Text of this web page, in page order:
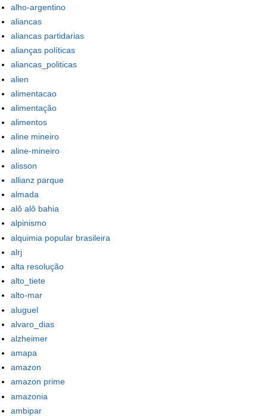
alho-argentino
aliancas
aliancas partidarias
alianças políticas
aliancas_politicas
alien
alimentacao
alimentação
alimentos
aline mineiro
aline-mineiro
alisson
allianz parque
almada
alô alô bahia
alpinismo
alquimia popular brasileira
alrj
alta resolução
alto_tiete
alto-mar
aluguel
alvaro_dias
alzheimer
amapa
amazon
amazon prime
amazonia
ambipar